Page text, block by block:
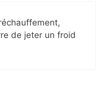
de jeter un froid